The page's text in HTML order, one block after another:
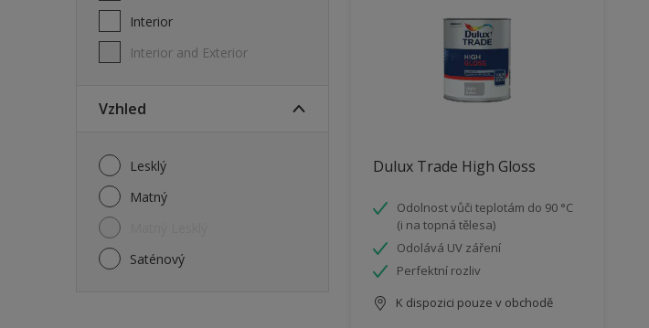
Interior
Interior and Exterior
Vzhled
Lesklý
Matný
Saténový
Dulux Trade High Gloss
Odolnost vůči teplotám do 90 °C
(i na topná tělesa)
Odolává UV záření
Perfektní rozliv
K dispozici pouze v obchodě